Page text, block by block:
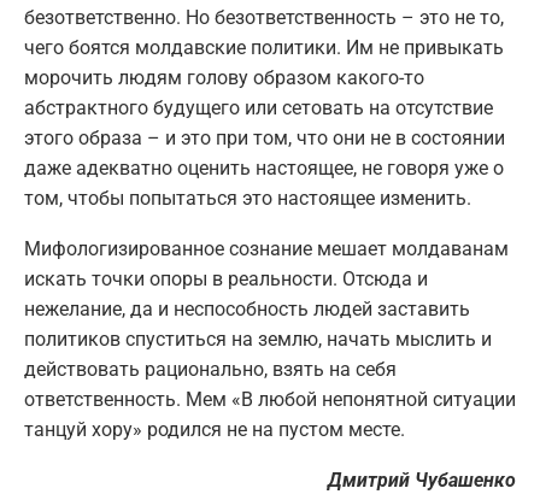
безответственно. Но безответственность – это не то,
чего боятся молдавские политики. Им не привыкать
морочить людям голову образом какого-то
абстрактного будущего или сетовать на отсутствие
этого образа – и это при том, что они не в состоянии
даже адекватно оценить настоящее, не говоря уже о
том, чтобы попытаться это настоящее изменить.
Мифологизированное сознание мешает молдаванам
искать точки опоры в реальности. Отсюда и
нежелание, да и неспособность людей заставить
политиков спуститься на землю, начать мыслить и
действовать рационально, взять на себя
ответственность. Мем «В любой непонятной ситуации
танцуй хору» родился не на пустом месте.
Дмитрий Чубашенко